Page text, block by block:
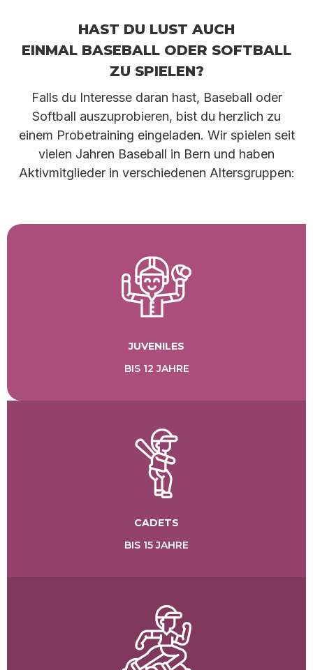
Cardin
als
Bern
Hast du Lust auch
einmal Baseball oder Softball
zu spielen?
Falls du Interesse daran hast, Baseball oder
Softball auszuprobieren, bist du herzlich zu
einem Probetraining eingeladen. Wir spielen seit
vielen Jahren Baseball in Bern und haben
Aktivmitglieder in verschiedenen Altersgruppen:
Juveniles
bis 12 Jahre
Cadets
bis 15 Jahre